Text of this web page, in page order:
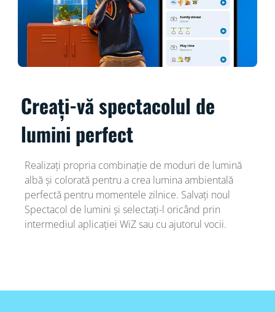
Creați-vă spectacolul de
lumini perfect
Realizați propria combinație de moduri de lumină
albă și colorată pentru a crea lumina ambientală
perfectă pentru momentele zilnice. Salvați noul
Spectacol de lumini și selectați-l oricând prin
intermediul aplicației WiZ sau cu ajutorul vocii.